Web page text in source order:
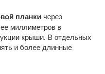
планки через
миллиметров в
крыши. В отдельных
и более длинные